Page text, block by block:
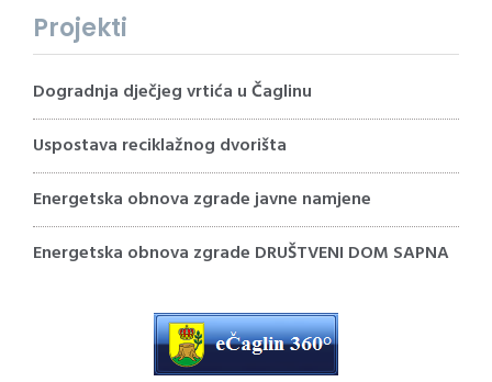
Projekti
Dogradnja dječjeg vrtića u Čaglinu
Uspostava reciklažnog dvorišta
Energetska obnova zgrade javne namjene
Energetska obnova zgrade DRUŠTVENI DOM SAPNA